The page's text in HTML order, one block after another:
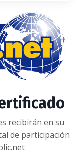
recibirán en su
de participación